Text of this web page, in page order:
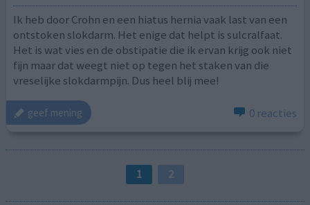
Ik heb door Crohn en een hiatus hernia vaak last van een
ontstoken slokdarm. Het enige dat helpt is sulcralfaat.
Het is wat vies en de obstipatie die ik ervan krijg ook niet
fijn maar dat weegt niet op tegen het staken van die
vreselijke slokdarmpijn. Dus heel blij mee!
geef mening 0 reacties
1 2